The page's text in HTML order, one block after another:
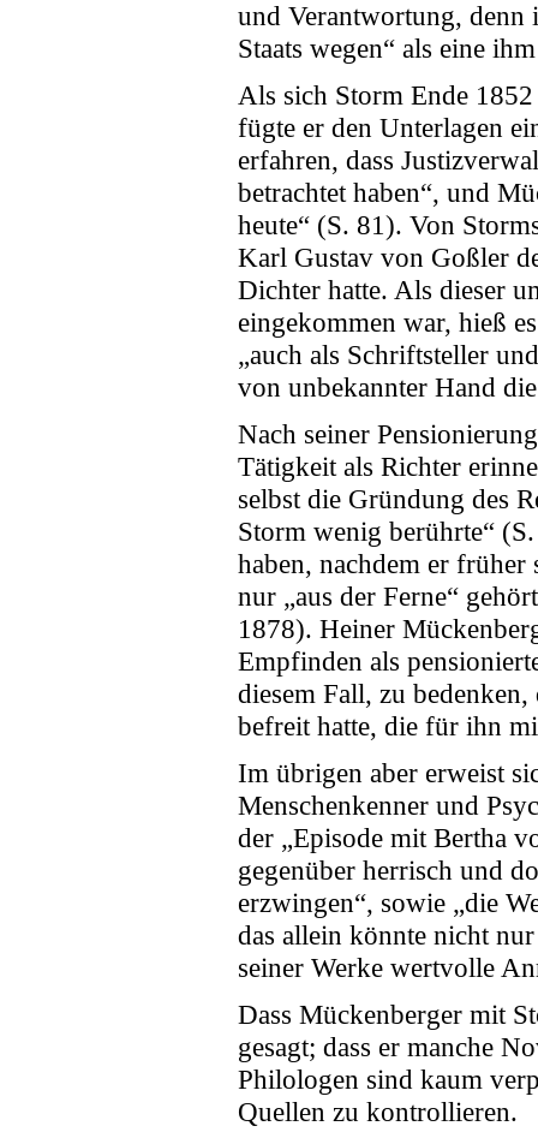
und Verantwortung, denn
Staats wegen“ als eine
Als sich Storm Ende
fügte er den Unterlagen
erfahren, dass
betrachtet haben“, und
heute“ (S. 81). Von
Karl Gustav von Goßler
Dichter hatte. Als dieser
eingekommen war, hieß
„auch als Schriftsteller
von unbekannter Hand
Nach seiner
Tätigkeit als Richter
selbst die Gründung des
Storm wenig berührte“
haben, nachdem er früher
nur „aus der Ferne“
1878). Heiner
Empfinden als
diesem Fall, zu
befreit hatte, die für ihn
Im übrigen aber erweist
Menschenkenner und
der „Episode mit Bertha
gegenüber herrisch und
erzwingen“, sowie „die
das allein könnte nicht
seiner Werke wertvolle
Dass Mückenberger mit
gesagt; dass er manche
Philologen sind kaum
Quellen zu kontrollieren.